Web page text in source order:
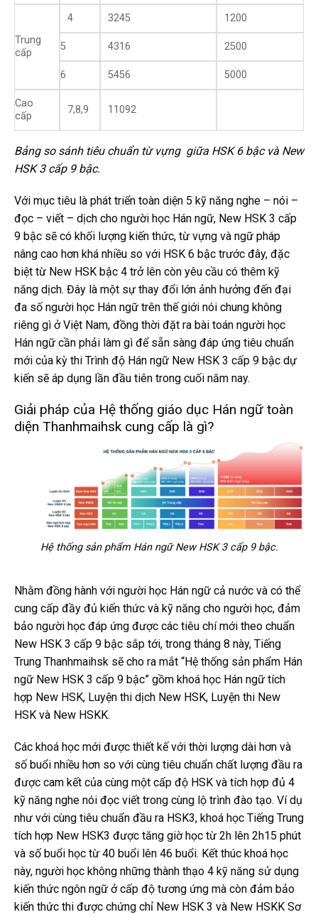
Trung
cấp
4 3245 1200
5 4316 2500
6 5456 5000
Cao
cấp
7,8,9 11092
Bảng so sánh tiêu chuẩn từ vựng giữa HSK 6 bậc và New
HSK 3 cấp 9 bậc.
Với mục tiêu là phát triển toàn diện 5 kỹ năng nghe – nói –
đọc – viết – dịch cho người học Hán ngữ, New HSK 3 cấp
9 bậc sẽ có khối lượng kiến thức, từ vựng và ngữ pháp
nâng cao hơn khá nhiều so với HSK 6 bậc trước đây, đặc
biệt từ New HSK bậc 4 trở lên còn yêu cầu có thêm kỹ
năng dịch. Đây là một sự thay đổi lớn ảnh hưởng đến đại
đa số người học Hán ngữ trên thế giới nói chung không
riêng gì ở Việt Nam, đồng thời đặt ra bài toán người học
Hán ngữ cần phải làm gì để sẵn sàng đáp ứng tiêu chuẩn
mới của kỳ thi Trình độ Hán ngữ New HSK 3 cấp 9 bậc dự
kiến sẽ áp dụng lần đầu tiên trong cuối năm nay.
Giải pháp của Hệ thống giáo dục Hán ngữ toàn
diện Thanhmaihsk cung cấp là gì?
Hệ thống sản phẩm Hán ngữ New HSK 3 cấp 9 bậc.
Nhằm đồng hành với người học Hán ngữ cả nước và có thể
cung cấp đầy đủ kiến thức và kỹ năng cho người học, đảm
bảo người học đáp ứng được các tiêu chí mới theo chuẩn
New HSK 3 cấp 9 bậc sắp tới, trong tháng 8 này, Tiếng
Trung Thanhmaihsk sẽ cho ra mắt “Hệ thống sản phẩm Hán
ngữ New HSK 3 cấp 9 bậc” gồm khoá học Hán ngữ tích
hợp New HSK, Luyện thi dịch New HSK, Luyện thi New
HSK và New HSKK.
Các khoá học mới được thiết kế với thời lượng dài hơn và
số buổi nhiều hơn so với cùng tiêu chuẩn chất lượng đầu ra
được cam kết của cùng một cấp độ HSK và tích hợp đủ 4
kỹ năng nghe nói đọc viết trong cùng lộ trình đào tạo. Ví dụ
như với cùng tiêu chuẩn đầu ra HSK3, khoá học Tiếng Trung
tích hợp New HSK3 được tăng giờ học từ 2h lên 2h15 phút
và số buổi học từ 40 buổi lên 46 buổi. Kết thúc khoá học
này, người học không những thành thạo 4 kỹ năng sử dụng
kiến thức ngôn ngữ ở cấp độ tương ứng mà còn đảm bảo
kiến thức thi được chứng chỉ New HSK 3 và New HSKK Sơ